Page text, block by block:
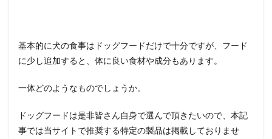
基本的に犬の食事はドッグフードだけで十分ですが、フード
に少し追加すると、体に良い食材や成分もあります。
一体どのようなものでしょうか。
ドッグフードは是非皆さん自身で選んで頂きたいので、本記
事では当サイトで推奨する特定の製品は掲載しておりませ